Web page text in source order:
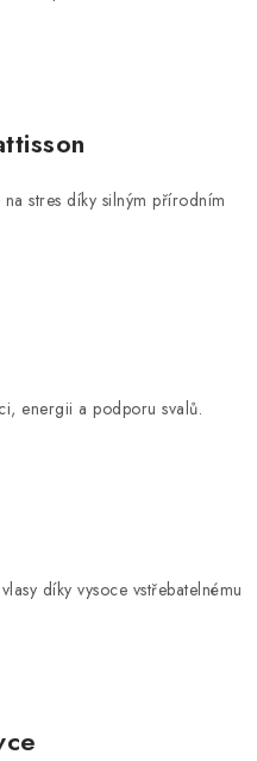
stres díky silným přírodním
energii a podporu svalů.
díky vysoce vstřebatelnému